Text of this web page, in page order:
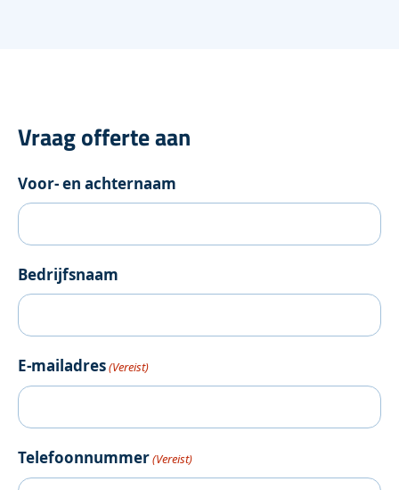
Vraag offerte aan
Voor- en achternaam
Bedrijfsnaam
E-mailadres(Vereist)
Telefoonnummer(Vereist)